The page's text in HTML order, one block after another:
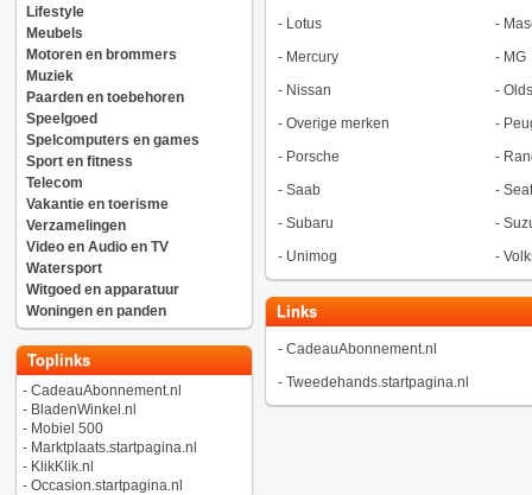
Lifestyle
Meubels
Motoren en brommers
Muziek
Paarden en toebehoren
Speelgoed
Spelcomputers en games
Sport en fitness
Telecom
Vakantie en toerisme
Verzamelingen
Video en Audio en TV
Watersport
Witgoed en apparatuur
Woningen en panden
Toplinks
- CadeauAbonnement.nl
- BladenWinkel.nl
- Mobiel 500
- Marktplaats.startpagina.nl
- KlikKlik.nl
- Occasion.startpagina.nl
- Lotus -
- Mercury - MG
- Nissan -
- Overige merken -
- Porsche -
- Saab - Seat
- Subaru -
- Unimog -
Links
- CadeauAbonnement.nl
- Tweedehands.startpagina.nl